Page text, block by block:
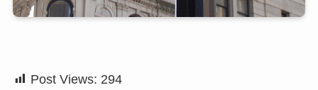
Post Views: 294